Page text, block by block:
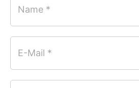
Name *
E-Mail *